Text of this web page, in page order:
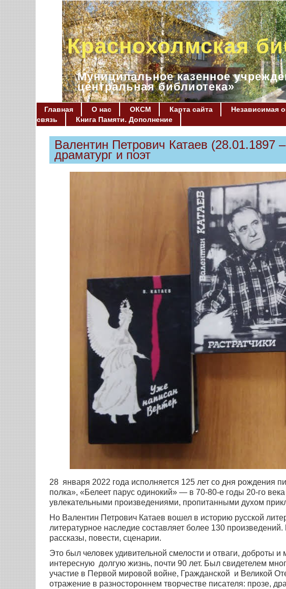
Краснохолмская
Муниципальное казенное
центральная библиотека»
Главная О нас ОКСМ Карта сайта Независимая
связь
Книга Памяти. Дополнение
Валентин Петрович Катаев (28.01.1897
драматург и поэт
28 января 2022 года исполняется 125 лет со дня рождения
полка», «Белеет парус одинокий» — в 70-80-е годы 20-го
увлекательными произведениями, пропитанными духом
Но Валентин Петрович Катаев вошел в историю русской
литературное наследие составляет более 130
рассказы, повести, сценарии.
Это был человек удивительной смелости и отваги, доброты
интересную долгую жизнь, почти 90 лет. Был свидетелем
участие в Первой мировой войне, Гражданской и Великой
отражение в разностороннем творчестве писателя: прозе,